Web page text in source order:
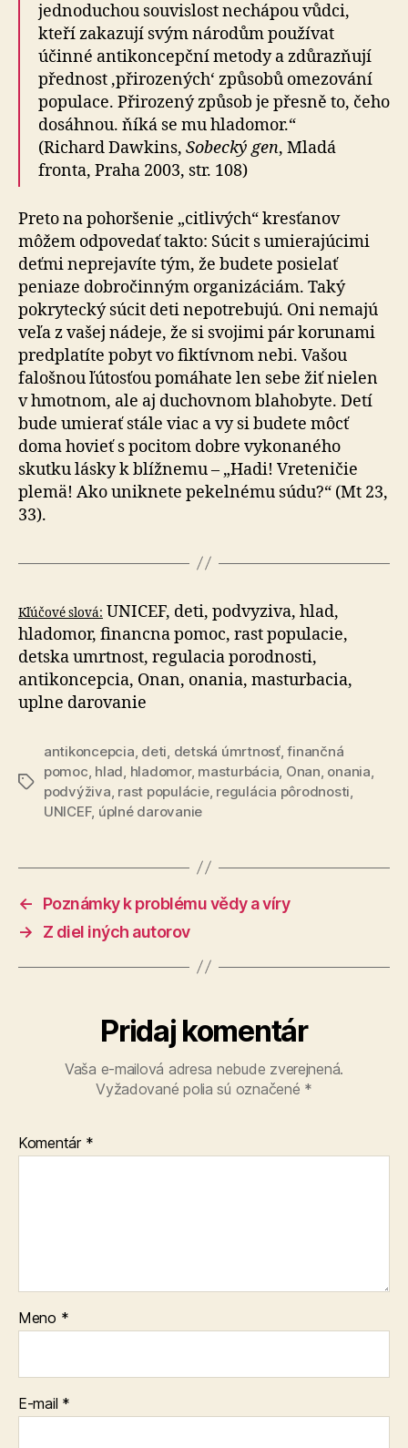
jednoduchou souvislost nechápou vůdci,
kteří zakazují svým národům používat
účinné antikoncepční metody a zdůrazňují
přednost ,přirozených‘ způsobů omezování
populace. Přirozený způsob je přesně to, čeho
dosáhnou. ňíká se mu hladomor.“
(Richard Dawkins, Sobecký gen, Mladá
fronta, Praha 2003, str. 108)
Preto na pohoršenie „citlivých“ kresťanov
môžem odpovedať takto: Súcit s umierajúcimi
deťmi neprejavíte tým, že budete posielať
peniaze dobročinným organizáciám. Taký
pokrytecký súcit deti nepotrebujú. Oni nemajú
veľa z vašej nádeje, že si svojimi pár korunami
predplatíte pobyt vo fiktívnom nebi. Vašou
falošnou ľútosťou pomáhate len sebe žiť nielen
v hmotnom, ale aj duchovnom blahobyte. Detí
bude umierať stále viac a vy si budete môcť
doma hovieť s pocitom dobre vykonaného
skutku lásky k blížnemu – „Hadi! Vreteničie
plemä! Ako uniknete pekelnému súdu?“ (Mt 23,
33).
Kľúčové slová: UNICEF, deti, podvyziva, hlad,
hladomor, financna pomoc, rast populacie,
detska umrtnost, regulacia porodnosti,
antikoncepcia, Onan, onania, masturbacia,
uplne darovanie
Značky
antikoncepcia deti detská úmrtnosť,finančná
pomoc hlad hladomor, masturbácia Onan onania
podvýživa rast populácie, regulácia pôrodnosti
UNICEF, úplné darovanie
←
Poznámky k problému vědy a víry
→
Z diel iných autorov
Pridaj komentár
Vaša e-mailová adresa nebude zverejnená.
Vyžadované polia sú označené *
Komentár *
Meno *
E-mail *